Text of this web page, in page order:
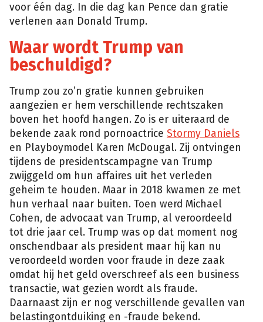
voor één dag. In die dag kan Pence dan gratie
verlenen aan Donald Trump.
Waar wordt Trump van
beschuldigd?
Trump zou zo’n gratie kunnen gebruiken
aangezien er hem verschillende rechtszaken
boven het hoofd hangen. Zo is er uiteraard de
bekende zaak rond pornoactrice Stormy Daniels
en Playboymodel Karen McDougal. Zij ontvingen
tijdens de presidentscampagne van Trump
zwijggeld om hun affaires uit het verleden
geheim te houden. Maar in 2018 kwamen ze met
hun verhaal naar buiten. Toen werd Michael
Cohen, de advocaat van Trump, al veroordeeld
tot drie jaar cel. Trump was op dat moment nog
onschendbaar als president maar hij kan nu
veroordeeld worden voor fraude in deze zaak
omdat hij het geld overschreef als een business
transactie, wat gezien wordt als fraude.
Daarnaast zijn er nog verschillende gevallen van
belastingontduiking en -fraude bekend.